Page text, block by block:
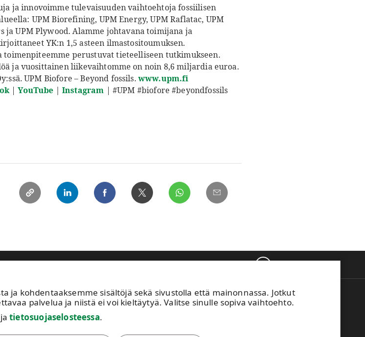
ja innovoimme tulevaisuuden vaihtoehtoja fossiilisen
UPM Biorefining, UPM Energy, UPM Raflatac, UPM
ja UPM Plywood. Alamme johtavana toimijana ja
YK:n 1,5 asteen ilmastositoumuksen.
perustuvat tieteelliseen tutkimukseen.
ja vuosittainen liikevaihtomme on noin 8,6 miljardia euroa.
UPM Biofore – Beyond fossils. www.upm.fi
|YouTube | Instagram | #UPM #biofore #beyondfossils
ja kohdentaaksemme sisältöjä sekä sivustolla että mainonnassa. Jotkut
palvelua ja niistä ei voi kieltäytyä. Valitse sinulle sopiva vaihtoehto.
tietosuojaselosteessa.
UPM Vaihde
0204 15 111